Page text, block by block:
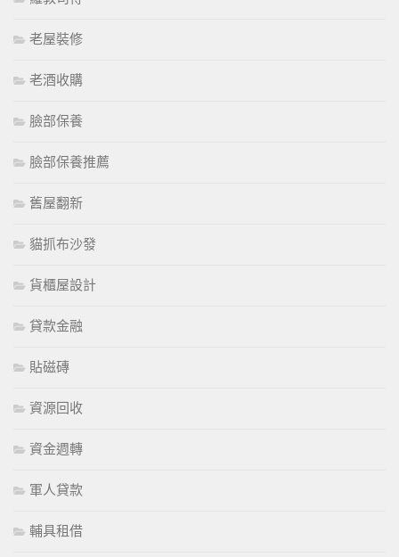
老屋裝修
老酒收購
臉部保養
臉部保養推薦
舊屋翻新
貓抓布沙發
貨櫃屋設計
貸款金融
貼磁磚
資源回收
資金週轉
軍人貸款
輔具租借